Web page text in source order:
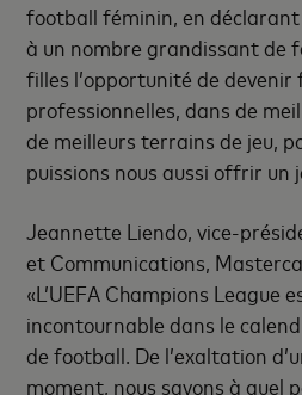
football féminin, en déclarant
à un nombre grandissant de
filles l’opportunité de devenir
professionnelles, dans de
de meilleurs terrains de jeu,
puissions nous aussi offrir un
Jeannette Liendo, vice-
et Communications,
«L’UEFA Champions League
incontournable dans le
de football. De l’exaltation
moment, nous savons à quel